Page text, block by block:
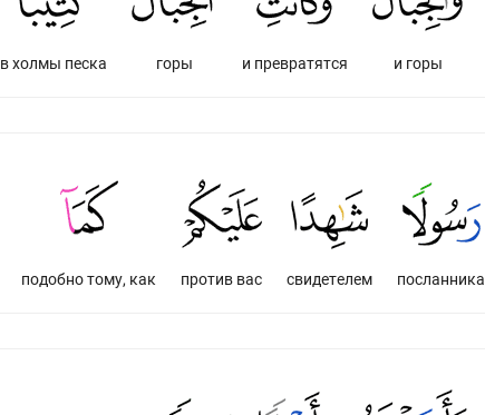
и горы
и превратятся
горы
в холмы песка
посланника
свидетелем
против вас
подобно тому, как